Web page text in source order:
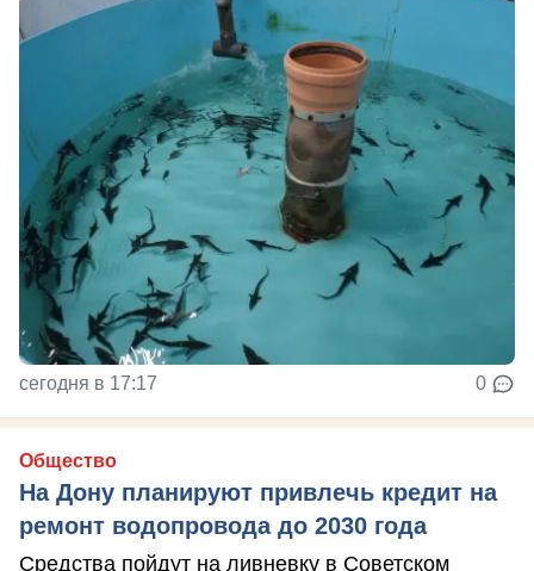
сегодня в 17:17 0
Общество
На Дону планируют привлечь кредит на
ремонт водопровода до 2030 года
Средства пойдут на ливневку в Советском